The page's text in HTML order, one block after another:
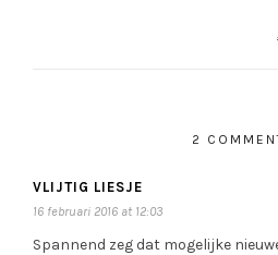
2
VLIJTIG LIESJE
16 februari 2016 at 12:03
Spannend zeg dat mogelijke